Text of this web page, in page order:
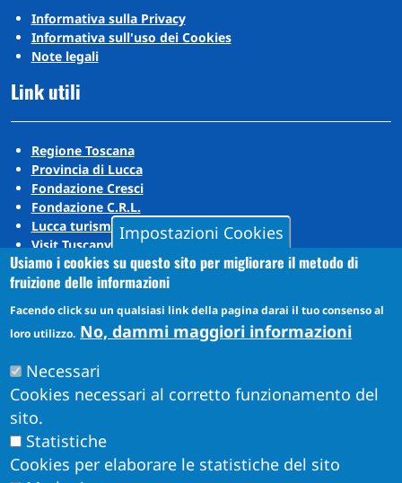
Informativa sulla Privacy
Informativa sull'uso dei Cookies
Note legali
Link utili
Regione Toscana
Provincia di Lucca
Fondazione Cresci
Fondazione C.R.L.
Lucca turismo
Visit Tuscany
Puccini Lands
Social media
YouTube
Impostazioni Cookies
Usiamo i cookies su questo sito per migliorare il metodo di
fruizione delle informazioni
Facendo click su un qualsiasi link della pagina darai il tuo consenso al
loro utilizzo. No, dammi maggiori informazioni
Necessari
Cookies necessari al corretto funzionamento del
sito.
Statistiche
Cookies per elaborare le statistiche del sito